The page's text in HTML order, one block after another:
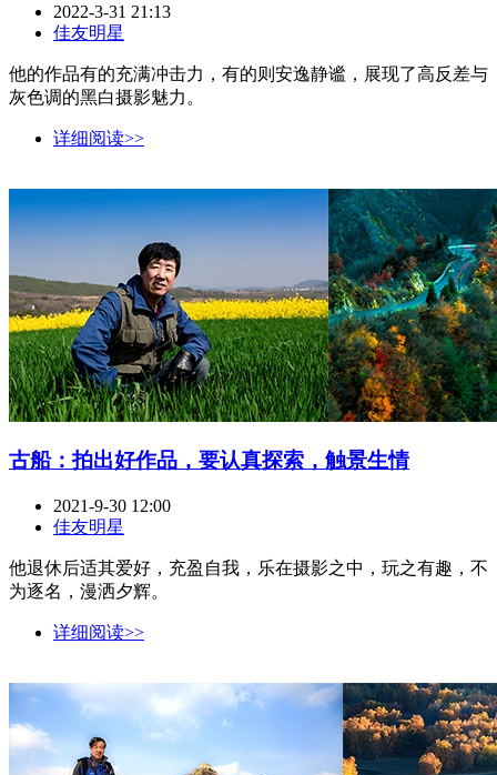
2022-3-31 21:13
佳友明星
他的作品有的充满冲击力，有的则安逸静谧，展现了高反差与
灰色调的黑白摄影魅力。
详细阅读>>
古船：拍出好作品，要认真探索，触景生情
2021-9-30 12:00
佳友明星
他退休后适其爱好，充盈自我，乐在摄影之中，玩之有趣，不
为逐名，漫洒夕辉。
详细阅读>>